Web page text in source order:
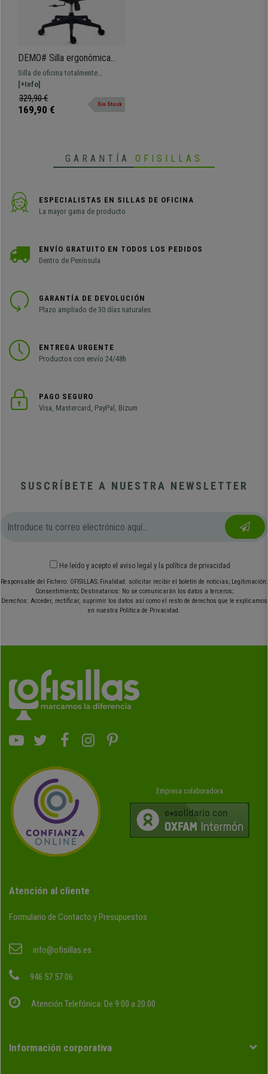
garantía y el mejor servicio del mercado.
• Respaldo y asiento en malla transpirable
•Asiento ergonómico con bordes redondeados
• Mecanismo basculante de reclinación
•Sólidos reposabrazos de diseño integrados
• Diseño moderno, totalmente ergonómico
•Disponible para envío en 24/48 horas
DEMO# Silla ergonómica
PACIFIC, Diseño Moderno,
Uso 8H, Malla Transpirable,
En Negro
Silla de oficina totalmente
tapizada en malla transpirable,
muy cómoda y robusta. Diseño
ergonómico, apta para uso
[+Info]
329,90 €
169,90 € Sin Stock
GARANTÍA OFISILLAS
ESPECIALISTAS EN SILLAS DE OFICINA
La mayor gama de producto
ENVÍO GRATUITO EN TODOS LOS PEDIDOS
Dentro de Península
GARANTÍA DE DEVOLUCIÓN
Plazo ampliado de 30 días naturales
ENTREGA URGENTE
Productos con envío 24/48h
PAGO SEGURO
Visa, Mastercard, PayPal, Bizum
SUSCRÍBETE A NUESTRA NEWSLETTER
He leído y acepto el aviso legal y la política de privacidad
Responsable del Fichero: OFISILLAS; Finalidad: solicitar recibir el boletín de noticias; Legitimación:
Consentimiento; Destinatarios: No se comunicarán los datos a terceros;
Derechos: Acceder, rectificar, suprimir los datos así como el resto de derechos que le explicamos
en nuestra Política de Privacidad.
Empresa colaboradora
Atención al cliente
Formulario de Contacto y Presupuestos
info@ofisillas.es
946 57 57 06
Atención Telefónica: De 9:00 a 20:00
Información corporativa